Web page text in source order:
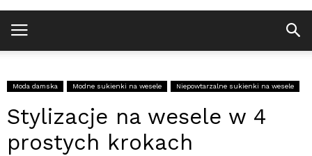
Moda damska Modne sukienki na wesele Niepowtarzalne sukienki na wesele
Stylizacje na wesele w 4
prostych krokach